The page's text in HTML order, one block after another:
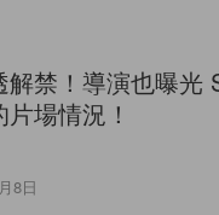
解禁！導演也曝光
場情況！
8日